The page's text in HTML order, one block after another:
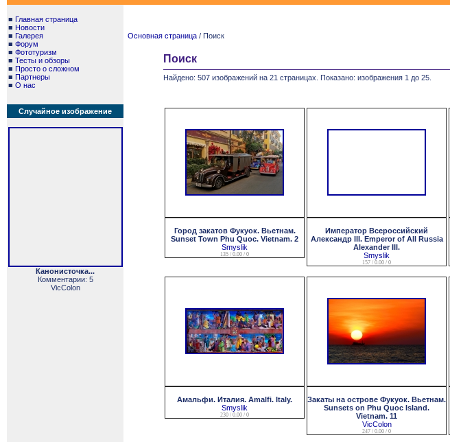
■ Главная страница
■ Новости
■ Галерея
■ Форум
■ Фототуризм
■ Тесты и обзоры
■ Просто о сложном
■ Партнеры
■ О нас
Случайное изображение
Канонисточка...
Комментарии: 5
VicColon
Основная страница / Поиск
Поиск
Найдено: 507 изображений на 21 страницах. Показано: изображения 1 до 25.
Город закатов Фукуок. Вьетнам.
Sunset Town Phu Quoc. Vietnam. 2
Smyslik
135 / 0.00 / 0
Император Всероссийский
Александр III. Emperor of All Russia
Alexander III.
Smyslik
157 / 0.00 / 0
Амальфи. Италия. Amalfi. Italy.
Smyslik
230 / 0.00 / 0
Закаты на острове Фукуок. Вьетнам.
Sunsets on Phu Quoc Island.
Vietnam. 11
VicColon
247 / 0.00 / 0